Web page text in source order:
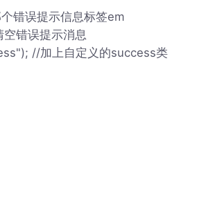
错误提示信息标签em
错误提示消息
//加上自定义的success类